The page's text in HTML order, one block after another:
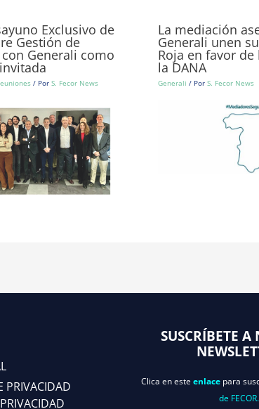
Exclusivo de
Gestión de
Generali como
/ Por S. Fecor News
La mediación
Generali unen
Roja en favor
la DANA
Generali / Por S. Fecor News
PRIVACIDAD
SUSCRÍBETE A
Clica en este enlace para
de FECOR.